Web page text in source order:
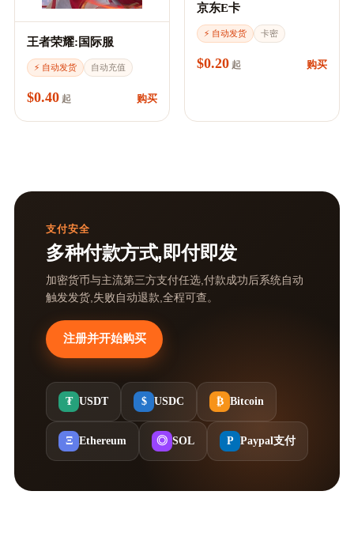
王者荣耀:国际服
⚡ 自动发货 自动充值
$0.40 起 购买
京东E卡
⚡ 自动发货 卡密
$0.20 起 购买
支付安全
多种付款方式,即付即发
加密货币与主流第三方支付任选,付款成功后系统自动
触发发货,失败自动退款,全程可查。
注册并开始购买
₮ USDT $ USDC ₿ Bitcoin
Ξ Ethereum ◎ SOL P Paypal支付